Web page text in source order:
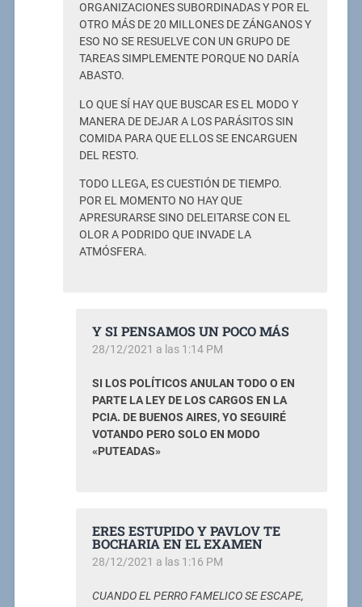
ORGANIZACIONES SUBORDINADAS Y POR EL
OTRO MÁS DE 20 MILLONES DE ZÁNGANOS Y
ESO NO SE RESUELVE CON UN GRUPO DE
TAREAS SIMPLEMENTE PORQUE NO DARÍA
ABASTO.
LO QUE SÍ HAY QUE BUSCAR ES EL MODO Y
MANERA DE DEJAR A LOS PARÁSITOS SIN
COMIDA PARA QUE ELLOS SE ENCARGUEN
DEL RESTO.
TODO LLEGA, ES CUESTIÓN DE TIEMPO.
POR EL MOMENTO NO HAY QUE
APRESURARSE SINO DELEITARSE CON EL
OLOR A PODRIDO QUE INVADE LA
ATMÓSFERA.
Y SI PENSAMOS UN POCO MÁS
28/12/2021 a las 1:14 PM
SI LOS POLÍTICOS ANULAN TODO O EN
PARTE LA LEY DE LOS CARGOS EN LA
PCIA. DE BUENOS AIRES, YO SEGUIRÉ
VOTANDO PERO SOLO EN MODO
«PUTEADAS»
ERES ESTUPIDO Y PAVLOV TE
BOCHARIA EN EL EXAMEN
28/12/2021 a las 1:16 PM
CUANDO EL PERRO FAMELICO SE ESCAPE,